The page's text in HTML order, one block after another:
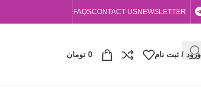
NEWSLETTER
CONTACT US
FAQS
ورود / ثبت نام 0 تومان